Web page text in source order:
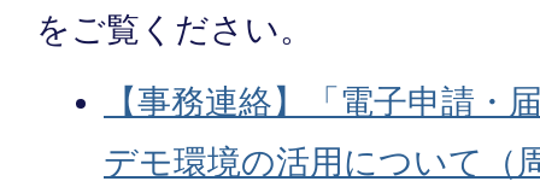
をご覧ください。
【事務連絡】「電子申請・
デモ環境の活用について（